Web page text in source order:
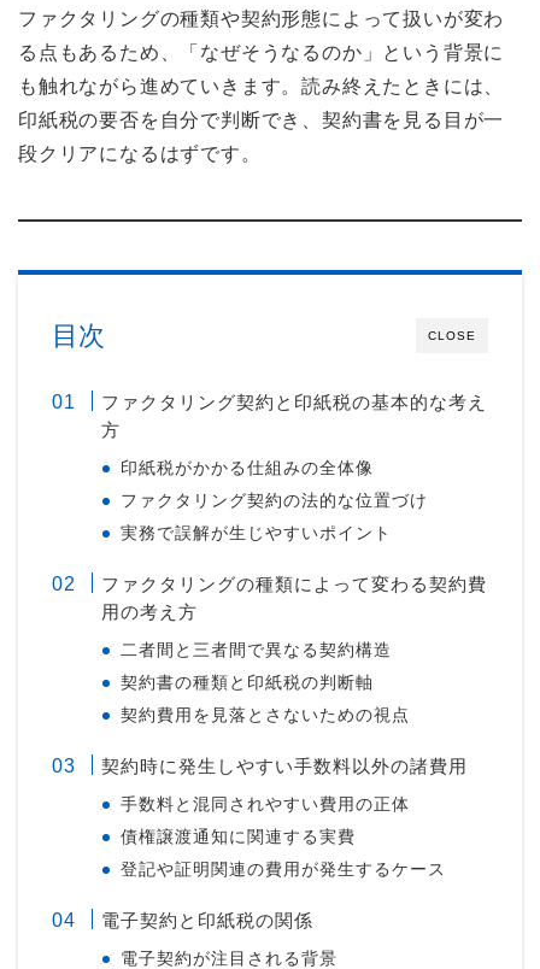
ファクタリングの種類や契約形態によって扱いが変わ
る点もあるため、「なぜそうなるのか」という背景に
も触れながら進めていきます。読み終えたときには、
印紙税の要否を自分で判断でき、契約書を見る目が一
段クリアになるはずです。
CLOSE
目次
ファクタリング契約と印紙税の基本的な考え
方
印紙税がかかる仕組みの全体像
ファクタリング契約の法的な位置づけ
実務で誤解が生じやすいポイント
ファクタリングの種類によって変わる契約費
用の考え方
二者間と三者間で異なる契約構造
契約書の種類と印紙税の判断軸
契約費用を見落とさないための視点
契約時に発生しやすい手数料以外の諸費用
手数料と混同されやすい費用の正体
債権譲渡通知に関連する実費
登記や証明関連の費用が発生するケース
電子契約と印紙税の関係
電子契約が注目される背景